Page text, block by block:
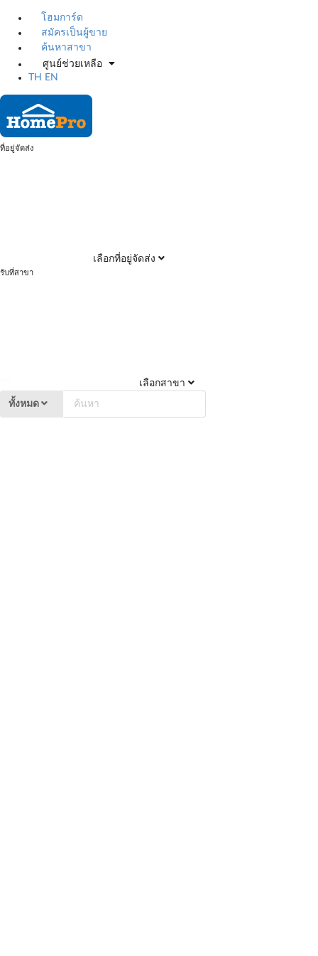
โฮมการ์ด
สมัครเป็นผู้ขาย
ค้นหาสาขา
ศูนย์ช่วยเหลือ
TH
EN
ที่อยู่จัดส่ง
เลือกที่อยู่จัดส่ง
รับที่สาขา
เลือกสาขา
ทั้งหมด